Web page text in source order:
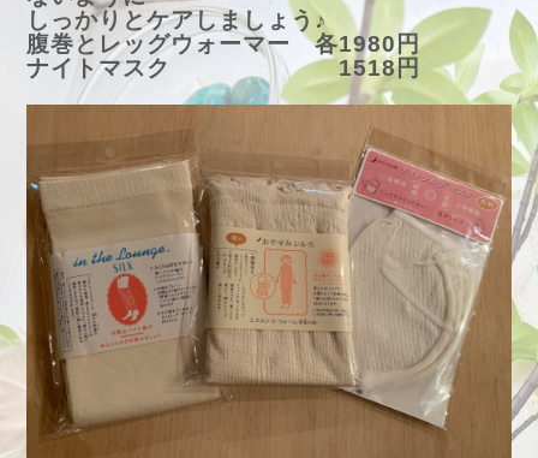
しっかりとケアしましょう♪
腹巻とレッグウォーマー 各1980円
ナイトマスク 1518円